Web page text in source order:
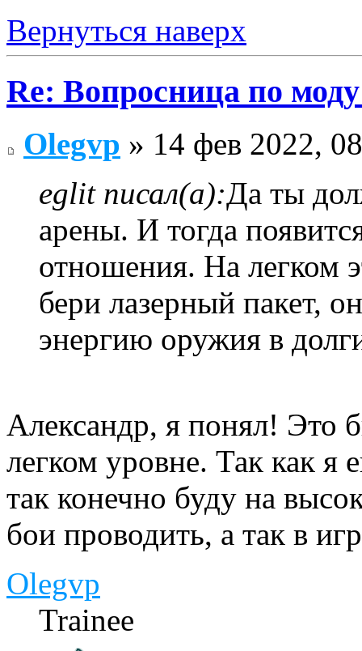
Вернуться наверх
Re: Вопросница по
Olegvp » 14 фев 2022,
eglit писал(а):Да ты
арены. И тогда
отношения. На легком
бери лазерный пакет,
энергию оружия в
Александр, я понял! Это
легком уровне. Так как я
так конечно буду на
бои проводить, а так в
Olegvp
Trainee